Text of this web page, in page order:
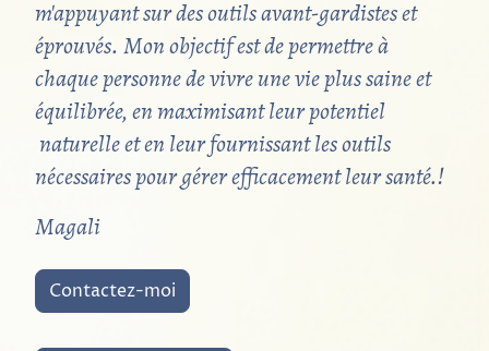
m'appuyant sur des outils avant-gardistes et
éprouvés. Mon objectif est de permettre à
chaque personne de vivre une vie plus saine et
équilibrée, en maximisant leur potentiel
naturelle et en leur fournissant les outils
nécessaires pour gérer efficacement leur santé.!
Magali
Contactez-moi